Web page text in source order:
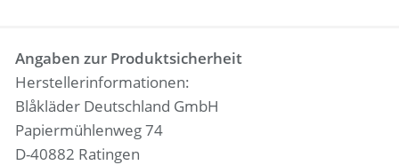
Angaben zur Produktsicherheit
Herstellerinformationen:
Blåkläder Deutschland GmbH
Papiermühlenweg 74
D-40882 Ratingen